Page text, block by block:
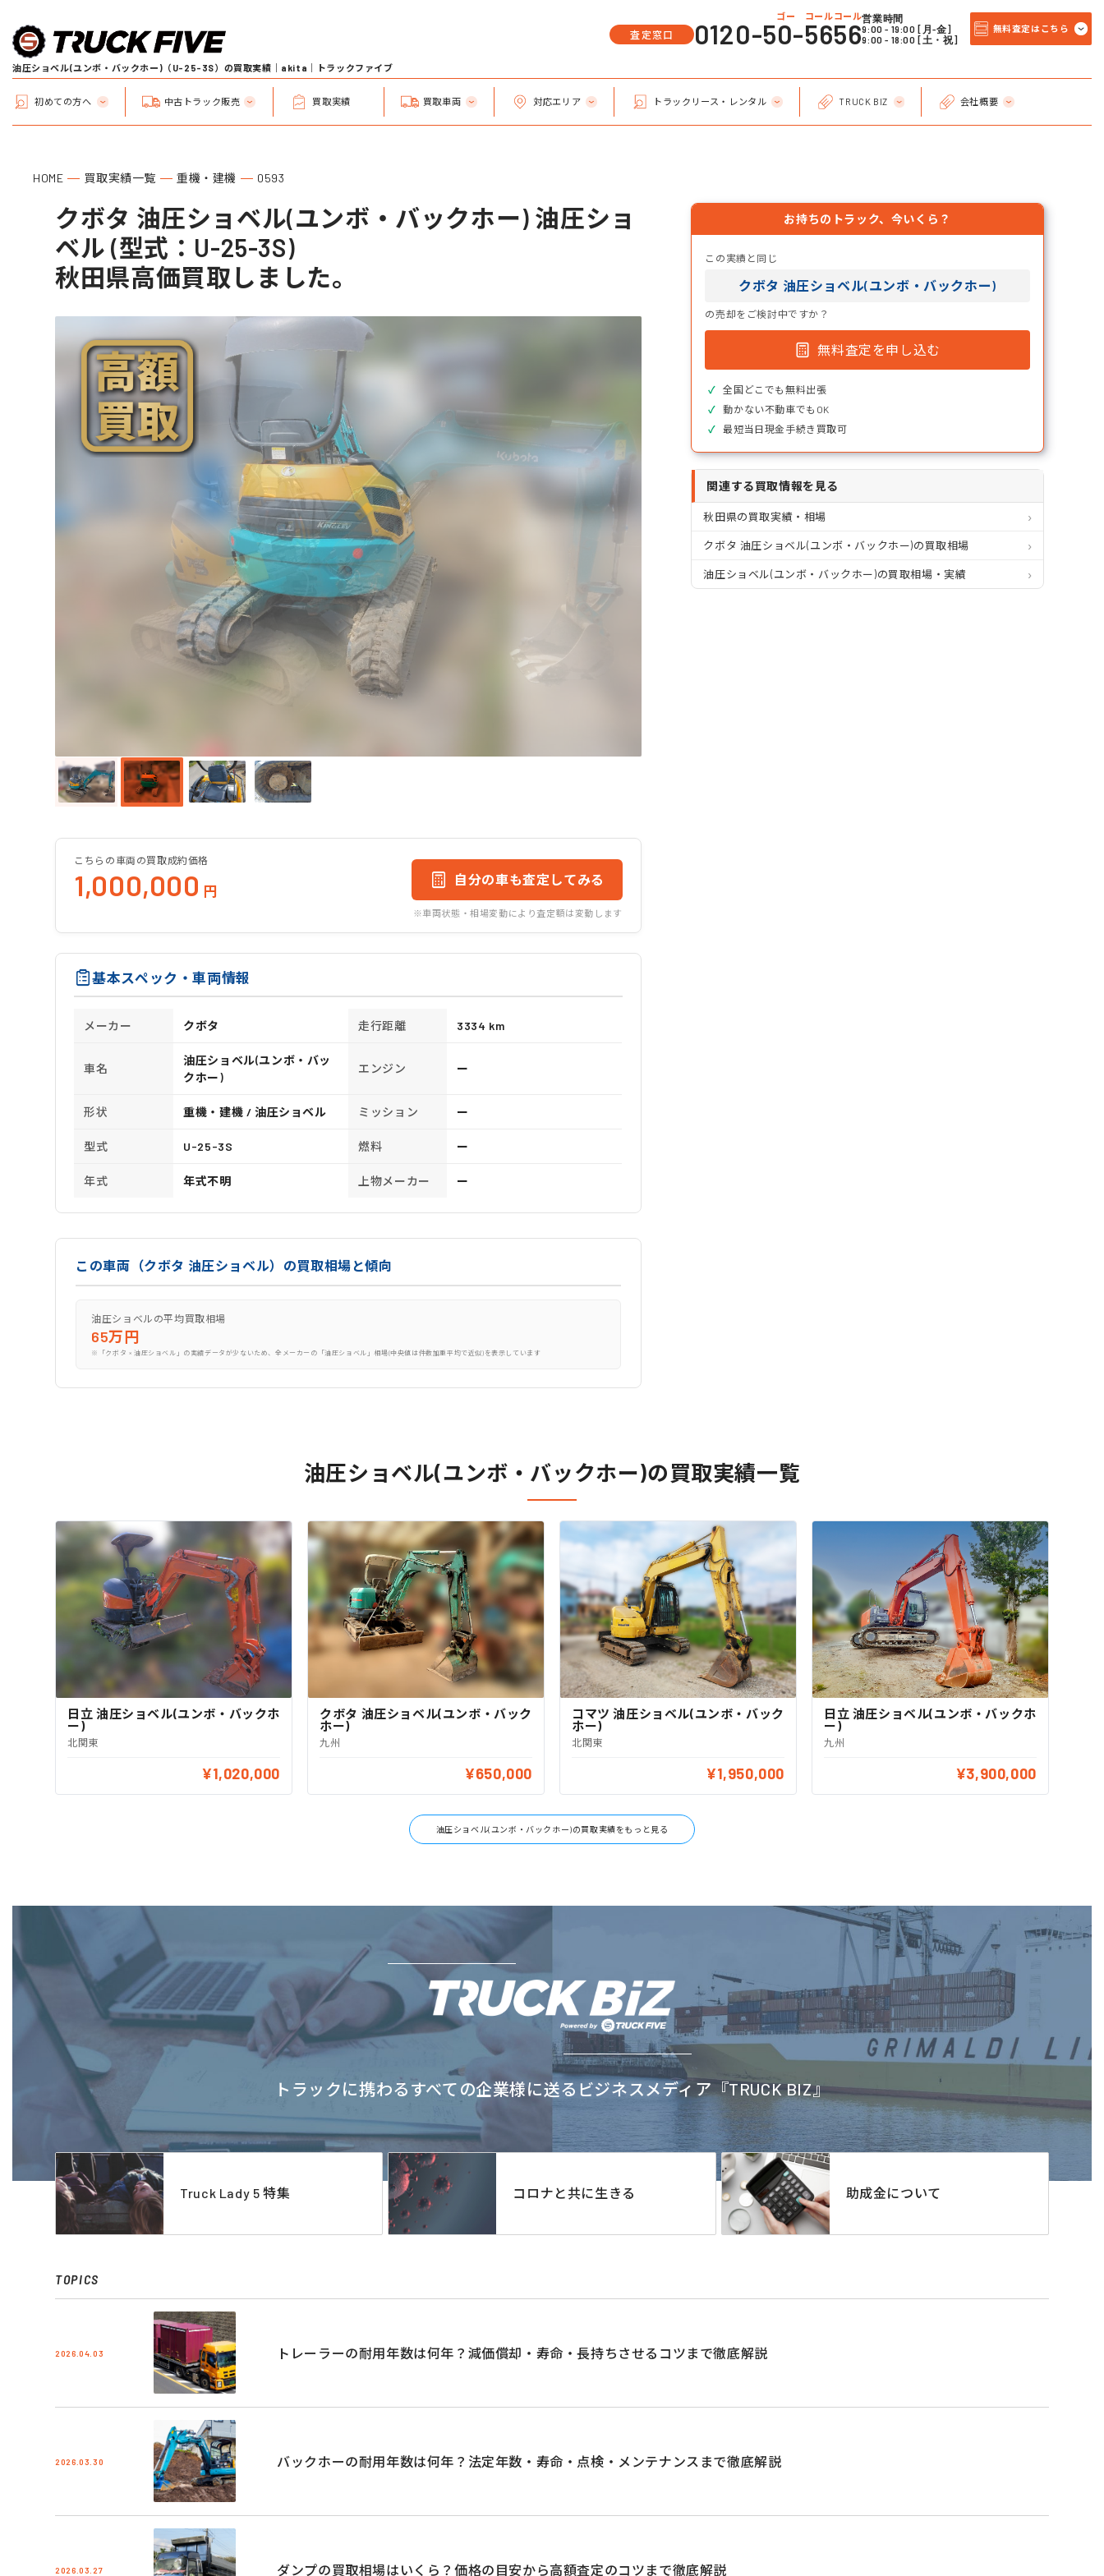
油圧ショベル(ユンボ・バックホー)（U-25-3S）の買取実績｜akita｜トラックファイブ
査定窓口
ゴー コールコール
0120-50-5656営業時間
9:00 - 19:00 [月-金]
9:00 - 18:00 [土・祝]
無料査定はこちら
初めての方へ 中古トラック販売 買取実績 買取車両 対応エリア トラックリース・レンタル TRUCK BIZ 会社概要
HOME 買取実績一覧 重機・建機 0593
クボタ 油圧ショベル(ユンボ・バックホー) 油圧ショ
ベル (型式：U-25-3S)
秋田県高価買取しました。
こちらの車両の買取成約価格
1,000,000 円
自分の車も査定してみる
※車両状態・相場変動により査定額は変動します
基本スペック・車両情報
メーカー クボタ 走行距離 3334 km
車名
油圧ショベル(ユンボ・バッ
クホー)
エンジン ー
形状 重機・建機 / 油圧ショベル ミッション ー
型式 U-25-3S 燃料 ー
年式 年式不明 上物メーカー ー
この車両（クボタ 油圧ショベル）の買取相場と傾向
油圧ショベルの平均買取相場
65万円
※「クボタ × 油圧ショベル」の実績データが少ないため、全メーカーの「油圧ショベル」相場(中央値は件数加重平均で近似)を表示しています
お持ちのトラック、今いくら？
この実績と同じ
クボタ 油圧ショベル(ユンボ・バックホー)
の売却をご検討中ですか？
無料査定を申し込む
全国どこでも無料出張
動かない不動車でもOK
最短当日現金手続き買取可
関連する買取情報を見る
秋田県の買取実績・相場
クボタ 油圧ショベル(ユンボ・バックホー)の買取相場
油圧ショベル(ユンボ・バックホー)の買取相場・実績
油圧ショベル(ユンボ・バックホー)の買取実績一覧
日立 油圧ショベル(ユンボ・バックホ
ー)
北関東
¥1,020,000
クボタ 油圧ショベル(ユンボ・バック
ホー)
九州
¥650,000
コマツ 油圧ショベル(ユンボ・バック
ホー)
北関東
¥1,950,000
日立 油圧ショベル(ユンボ・バックホ
ー)
九州
¥3,900,000
油圧ショベル(ユンボ・バックホー)の買取実績をもっと見る
トラックに携わるすべての企業様に送るビジネスメディア『TRUCK BIZ』
Truck Lady 5 特集 コロナと共に生きる 助成金について
TOPICS
2026.04.03 トレーラーの耐用年数は何年？減価償却・寿命・長持ちさせるコツまで徹底解説
2026.03.30 バックホーの耐用年数は何年？法定年数・寿命・点検・メンテナンスまで徹底解説
2026.03.27 ダンプの買取相場はいくら？価格の目安から高額査定のコツまで徹底解説